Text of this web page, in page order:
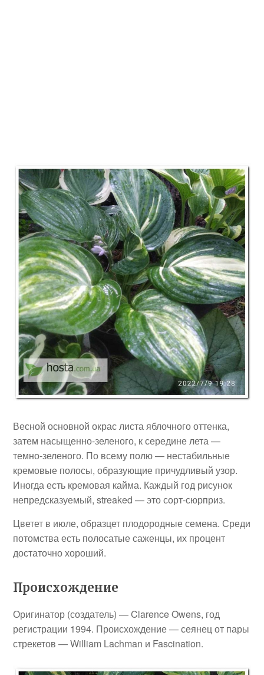
Весной основной окрас листа яблочного оттенка,
затем насыщенно-зеленого, к середине лета —
темно-зеленого. По всему полю — нестабильные
кремовые полосы, образующие причудливый узор.
Иногда есть кремовая кайма. Каждый год рисунок
непредсказуемый, streaked — это сорт-сюрприз.
Цветет в июле, образцет плодородные семена. Среди
потомства есть полосатые саженцы, их процент
достаточно хороший.
Происхождение
Оригинатор (создатель) — Clarence Owens, год
регистрации 1994. Происхождение — сеянец от пары
стрекетов — William Lachman и Fascination.